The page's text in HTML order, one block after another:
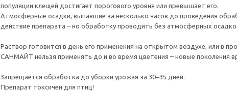
популяции клещей достигает порогового уровня или превышает его.
Атмосферные осадки, выпавшие за несколько часов до проведения
действие препарата – но обработку проводить без атмосферных
Раствор готовится в день его применения на открытом воздухе, или в
САНМАЙТ нельзя применять до и во время цветения – новые поколения
Запрещается обработка до уборки урожая за 30−35 дней.
Препарат токсичен для птиц!